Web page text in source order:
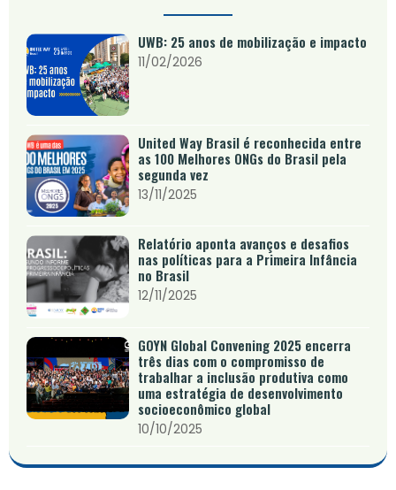
UWB: 25 anos de mobilização e impacto
11/02/2026
United Way Brasil é reconhecida entre
as 100 Melhores ONGs do Brasil pela
segunda vez
13/11/2025
Relatório aponta avanços e desafios
nas políticas para a Primeira Infância
no Brasil
12/11/2025
GOYN Global Convening 2025 encerra
três dias com o compromisso de
trabalhar a inclusão produtiva como
uma estratégia de desenvolvimento
socioeconômico global
10/10/2025